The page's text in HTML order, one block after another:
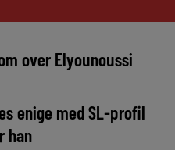
over Elyounoussi
enige med SL-profil
han